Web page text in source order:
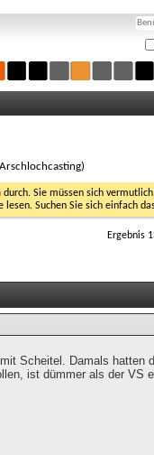
durch. Sie müssen sich vermutlich
Suchen Sie sich einfach
Ergebnis
Scheitel. Damals hatten
ist dümmer als der